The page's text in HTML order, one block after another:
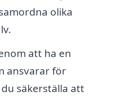
olika
att ha en
ansvarar för
säkerställa att